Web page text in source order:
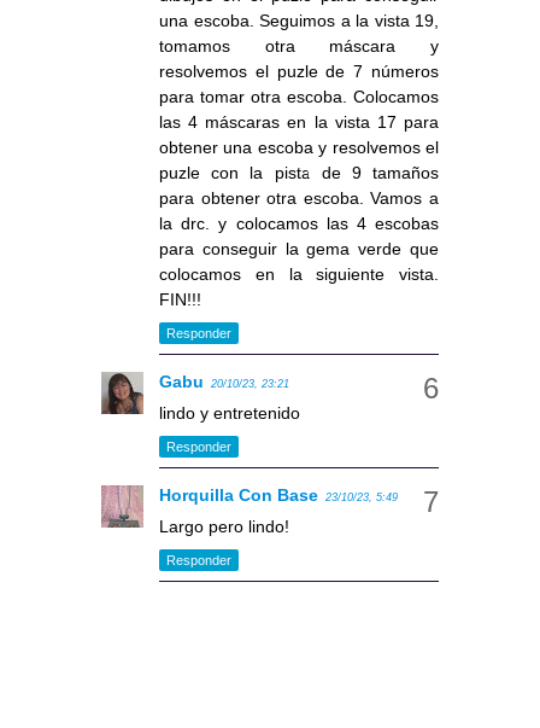
una escoba. Seguimos a la vista 19,
tomamos otra máscara y
resolvemos el puzle de 7 números
para tomar otra escoba. Colocamos
las 4 máscaras en la vista 17 para
obtener una escoba y resolvemos el
puzle con la pista de 9 tamaños
para obtener otra escoba. Vamos a
la drc. y colocamos las 4 escobas
para conseguir la gema verde que
colocamos en la siguiente vista.
FIN!!!
Responder
Gabu 20/10/23, 23:21
lindo y entretenido
Responder
Horquilla Con Base 23/10/23, 5:49
Largo pero lindo!
Responder